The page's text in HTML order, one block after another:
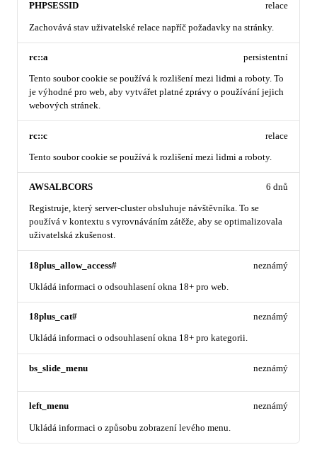
PHPSESSID
Zachovává stav uživatelské relace napříč požadavky na stránky.
relace
rc::a
Tento soubor cookie se používá k rozlišení mezi lidmi a roboty. To
je výhodné pro web, aby vytvářet platné zprávy o používání jejich
webových stránek.
persistentní
rc::c
Tento soubor cookie se používá k rozlišení mezi lidmi a roboty.
relace
AWSALBCORS
Registruje, který server-cluster obsluhuje návštěvníka. To se
používá v kontextu s vyrovnáváním zátěže, aby se optimalizovala
uživatelská zkušenost.
6 dnů
18plus_allow_access#
Ukládá informaci o odsouhlasení okna 18+ pro web.
neznámý
18plus_cat#
Ukládá informaci o odsouhlasení okna 18+ pro kategorii.
neznámý
bs_slide_menu neznámý
left_menu
Ukládá informaci o způsobu zobrazení levého menu.
neznámý